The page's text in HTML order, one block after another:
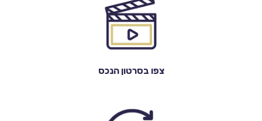
צפו בסרטון הנכס